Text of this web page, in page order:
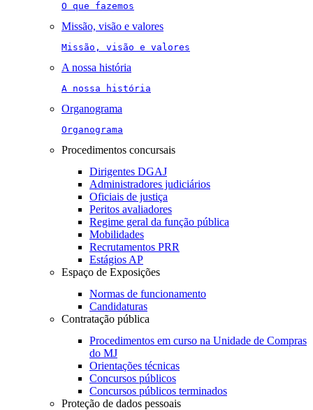
O que fazemos
Missão, visão e valores
Missão, visão e valores
A nossa história
A nossa história
Organograma
Organograma
Procedimentos concursais
Dirigentes DGAJ
Administradores judiciários
Oficiais de justiça
Peritos avaliadores
Regime geral da função pública
Mobilidades
Recrutamentos PRR
Estágios AP
Espaço de Exposições
Normas de funcionamento
Candidaturas
Contratação pública
Procedimentos em curso na Unidade de Compras
do MJ
Orientações técnicas
Concursos públicos
Concursos públicos terminados
Proteção de dados pessoais